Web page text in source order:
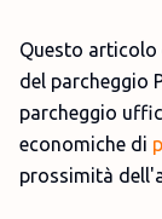
Questo articolo
del parcheggio
parcheggio
economiche di
prossimità